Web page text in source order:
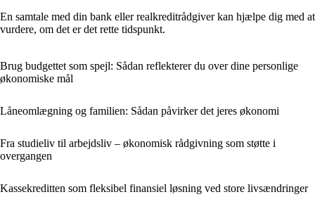
En samtale med din bank eller realkreditrådgiver kan hjælpe dig med at
vurdere, om det er det rette tidspunkt.
Brug budgettet som spejl: Sådan reflekterer du over dine personlige
økonomiske mål
Låneomlægning og familien: Sådan påvirker det jeres økonomi
Fra studieliv til arbejdsliv – økonomisk rådgivning som støtte i
overgangen
Kassekreditten som fleksibel finansiel løsning ved store livsændringer